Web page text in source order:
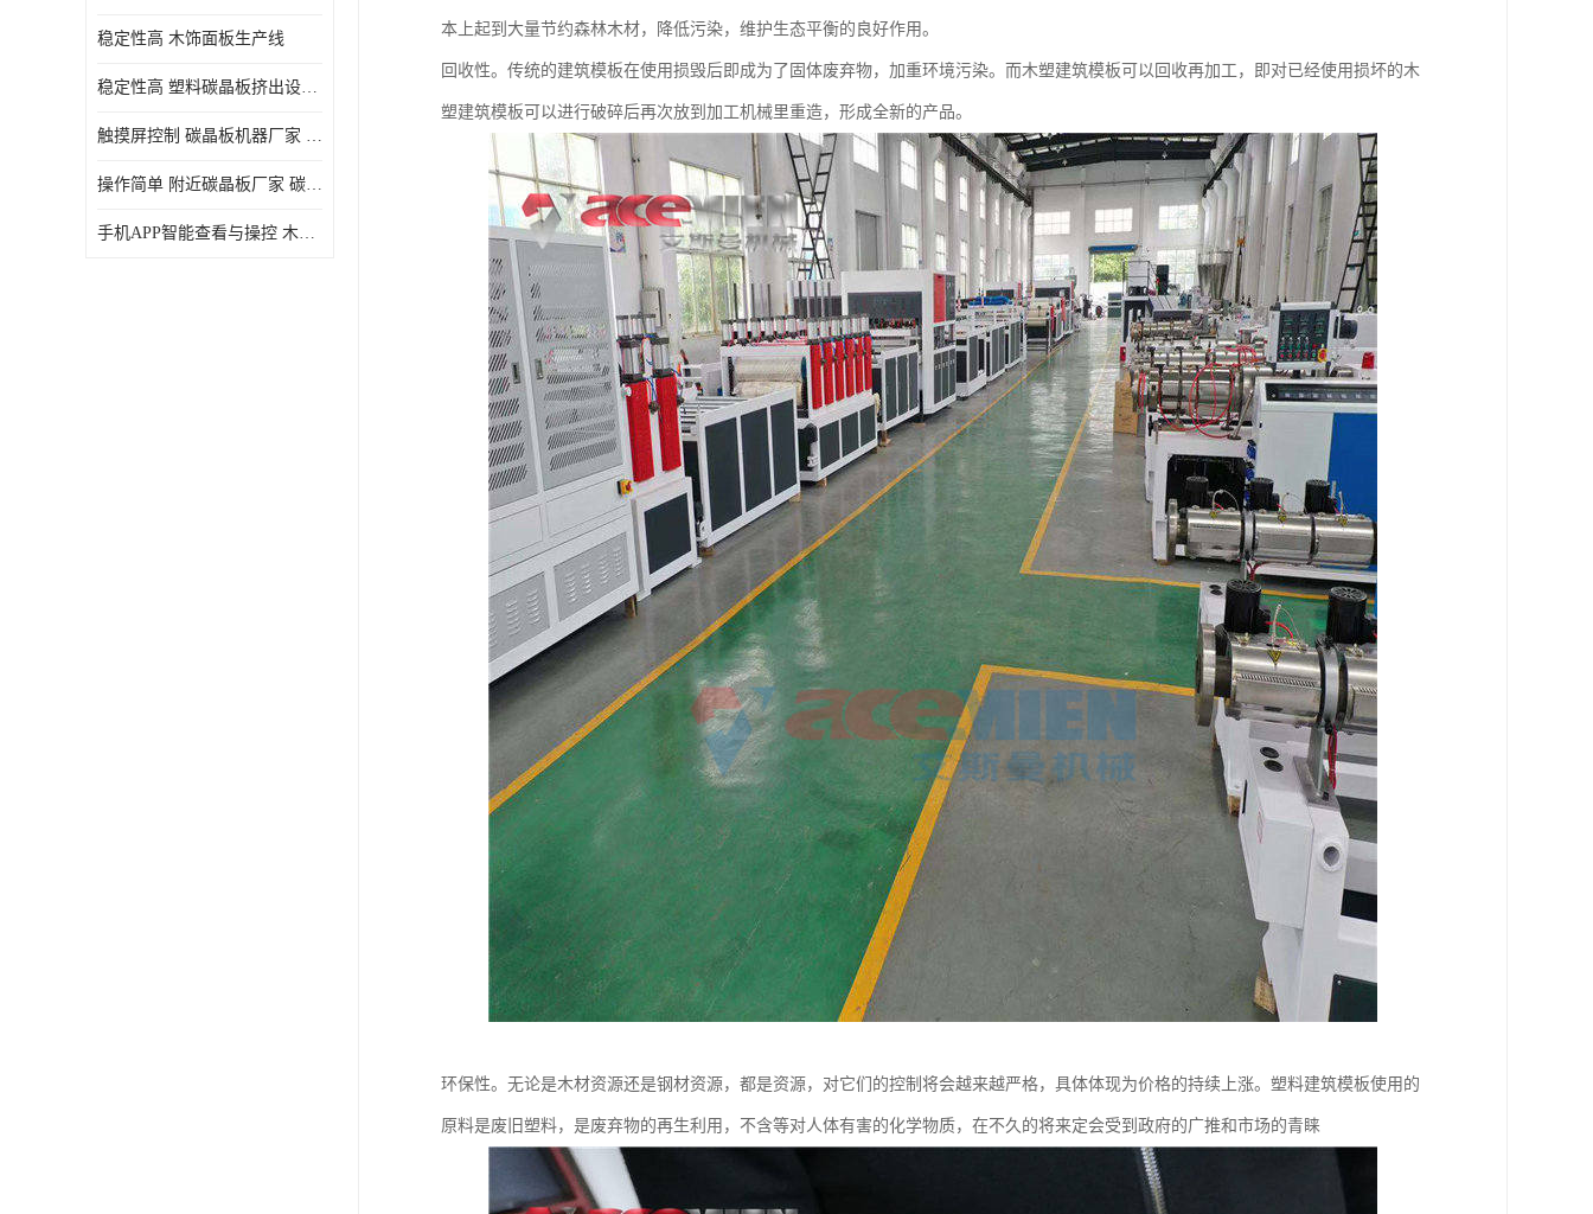
稳定性高 木饰面板生产线
稳定性高 塑料碳晶板挤出设备 碳晶板设备
触摸屏控制 碳晶板机器厂家 碳晶板全屋装修的利和弊
操作简单 附近碳晶板厂家 碳晶板机器厂家
手机APP智能查看与操控 木饰面板机器
本上起到大量节约森林木材，降低污染，维护生态平衡的良好作用。
回收性。传统的建筑模板在使用损毁后即成为了固体废弃物，加重环境污染。而木塑建筑模板可以回收再加工，即对已经使用损坏的木
塑建筑模板可以进行破碎后再次放到加工机械里重造，形成全新的产品。
环保性。无论是木材资源还是钢材资源，都是资源，对它们的控制将会越来越严格，具体体现为价格的持续上涨。塑料建筑模板使用的
原料是废旧塑料，是废弃物的再生利用，不含等对人体有害的化学物质，在不久的将来定会受到政府的广推和市场的青睐